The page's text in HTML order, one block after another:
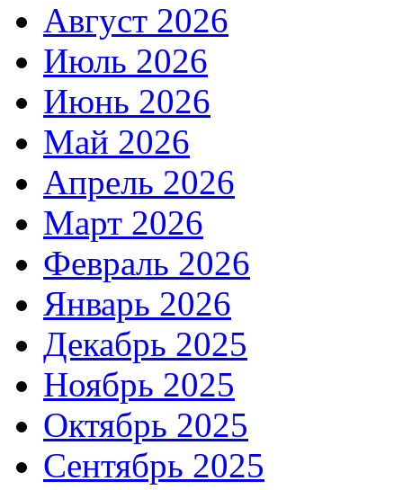
Август 2026
Июль 2026
Июнь 2026
Май 2026
Апрель 2026
Март 2026
Февраль 2026
Январь 2026
Декабрь 2025
Ноябрь 2025
Октябрь 2025
Сентябрь 2025